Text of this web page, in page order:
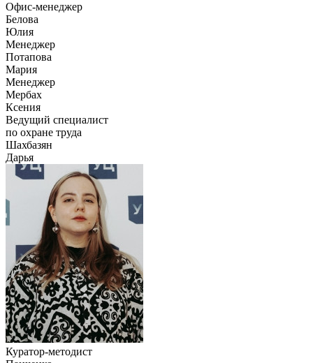
Офис-менеджер
Белова
Юлия
Менеджер
Потапова
Мария
Менеджер
Мербах
Ксения
Ведущий специалист
по охране труда
Шахбазян
Дарья
Куратор-методист